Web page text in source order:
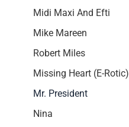
Midi Maxi And Efti
Mike Mareen
Robert Miles
Missing Heart (E-Rotic)
Mr. President
Nina